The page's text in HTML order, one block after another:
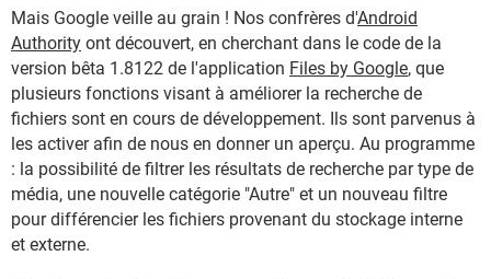
Mais Google veille au grain ! Nos confrères d'Android
Authority ont découvert, en cherchant dans le code de la
version bêta 1.8122 de l'application Files by Google, que
plusieurs fonctions visant à améliorer la recherche de
fichiers sont en cours de développement. Ils sont parvenus à
les activer afin de nous en donner un aperçu. Au programme
: la possibilité de filtrer les résultats de recherche par type de
média, une nouvelle catégorie "Autre" et un nouveau filtre
pour différencier les fichiers provenant du stockage interne
et externe.